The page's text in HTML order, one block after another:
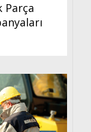
Parça